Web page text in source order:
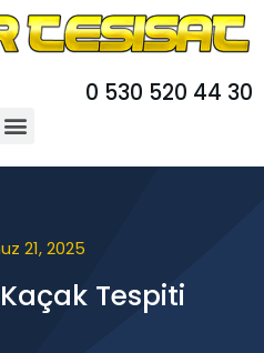
0 530 520 44 30
21, 2025
Tespiti